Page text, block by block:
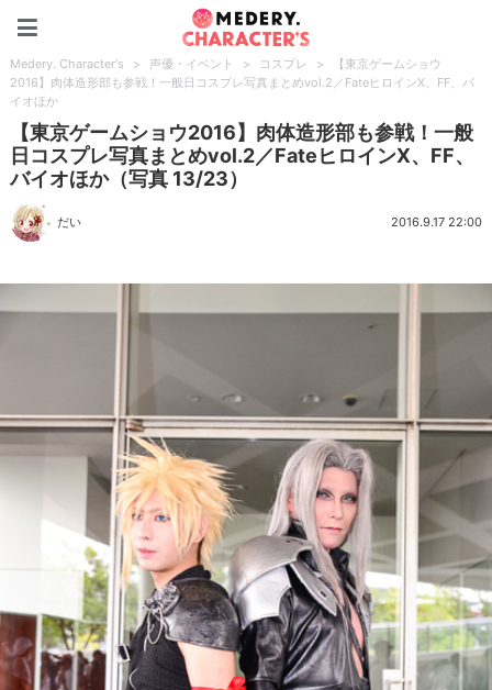
Medery. Character's > 声優・イベント > コスプレ >
【東京ゲームショウ
2016】肉体造形部も参戦！一般日コスプレ写真まとめvol.2／FateヒロインX、FF、バ
イオほか
【東京ゲームショウ2016】肉体造形部も参戦！一般
日コスプレ写真まとめvol.2／FateヒロインX、FF、
バイオほか（写真 13/23）
だい 2016.9.17 22:00